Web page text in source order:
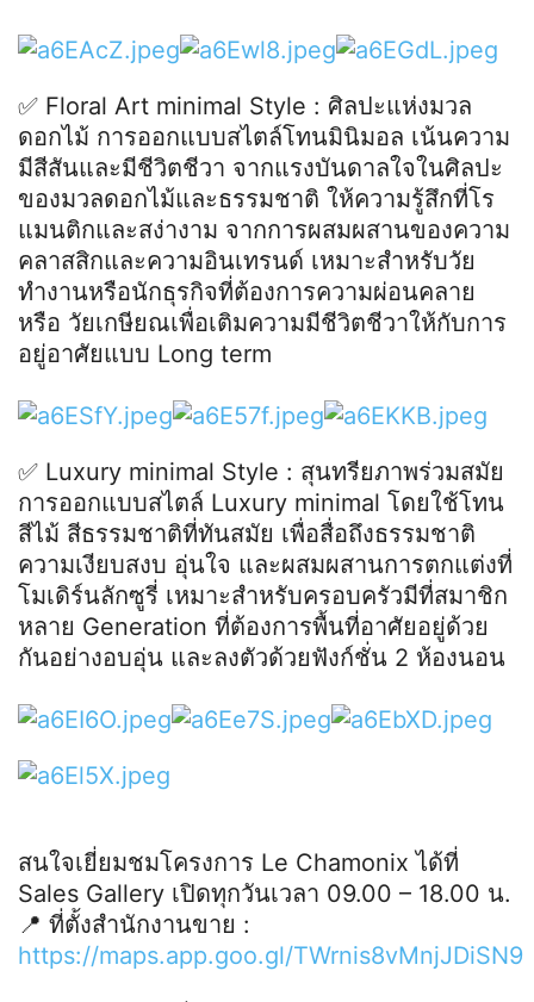
✅ Floral Art minimal Style : ศิลปะแห่งมวล
ดอกไม้ การออกแบบสไตล์โทนมินิมอล เน้นความ
มีสีสันและมีชีวิตชีวา จากแรงบันดาลใจในศิลปะ
ของมวลดอกไม้และธรรมชาติ ให้ความรู้สึกที่โร
แมนติกและสง่างาม จากการผสมผสานของความ
คลาสสิกและความอินเทรนด์ เหมาะสำหรับวัย
ทำงานหรือนักธุรกิจที่ต้องการความผ่อนคลาย
หรือ วัยเกษียณเพื่อเติมความมีชีวิตชีวาให้กับการ
อยู่อาศัยแบบ Long term
✅ Luxury minimal Style : สุนทรียภาพร่วมสมัย
การออกแบบสไตล์ Luxury minimal โดยใช้โทน
สีไม้ สีธรรมชาติที่ทันสมัย เพื่อสื่อถึงธรรมชาติ
ความเงียบสงบ อุ่นใจ และผสมผสานการตกแต่งที่
โมเดิร์นลักซูรี่ เหมาะสำหรับครอบครัวมีที่สมาชิก
หลาย Generation ที่ต้องการพื้นที่อาศัยอยู่ด้วย
กันอย่างอบอุ่น และลงตัวด้วยฟังก์ชั่น 2 ห้องนอน
สนใจเยี่ยมชมโครงการ Le Chamonix ได้ที่
Sales Gallery เปิดทุกวันเวลา 09.00 – 18.00 น.
📍 ที่ตั้งสำนักงานขาย :
https://maps.app.goo.gl/TWrnis8vMnjJDiSN9